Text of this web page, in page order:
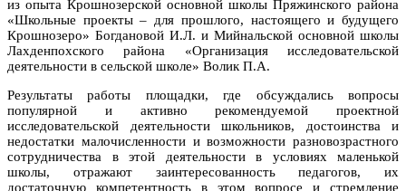
из опыта Крошнозерской основной школы Пряжинского района
«Школьные проекты – для прошлого, настоящего и будущего
Крошнозеро» Богдановой И.Л. и Мийнальской основной школы
Лахденпохского района «Организация исследовательской
деятельности в сельской школе» Волик П.А.
Результаты работы площадки, где обсуждались вопросы
популярной и активно рекомендуемой проектной
исследовательской деятельности школьников, достоинства и
недостатки малочисленности и возможности разновозрастного
сотрудничества в этой деятельности в условиях маленькой
школы, отражают заинтересованность педагогов, их
достаточную компетентность в этом вопросе и стремление